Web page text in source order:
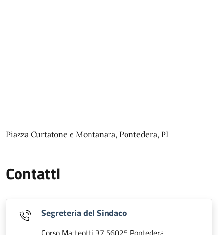
Piazza Curtatone e Montanara, Pontedera, PI
Contatti
Segreteria del Sindaco